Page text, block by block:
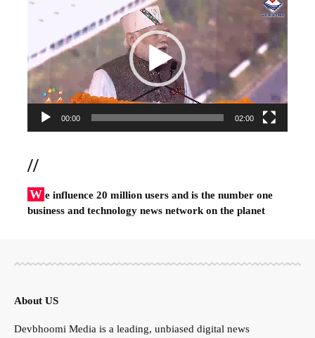
00:00 02:00
//
W e influence 20 million users and is the number one
business and technology news network on the planet
About US
Devbhoomi Media is a leading, unbiased digital news